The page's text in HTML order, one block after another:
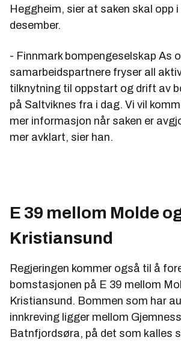
Heggheim, sier at saken skal opp
desember.
- Finnmark bompengeselskap As
samarbeidspartnere fryser all
tilknytning til oppstart og drift av
på Saltviknes fra i dag. Vi vil
mer informasjon når saken er
mer avklart, sier han.
E 39 mellom Molde
Kristiansund
Regjeringen kommer også til å
bomstasjonen på E 39 mellom
Kristiansund. Bommen som har
innkreving ligger mellom
Batnfjordsøra, på det som kalles